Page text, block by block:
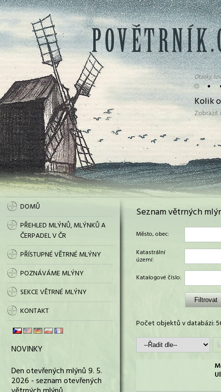
• •
Otázky
Kolik
DOMŮ
PŘEHLED MLÝNŮ, MLÝNKŮ A
ČERPADEL V ČR
PŘÍSTUPNÉ VĚTRNÉ MLÝNY
POZNÁVÁME MLÝNY
SEKCE VĚTRNÉ MLÝNY
KONTAKT
NOVINKY
Den otevřených mlýnů 9. 5.
2026 - seznam otevřených
Seznam větrných
Město, obec:
Katastrální
území:
Katalogové číslo:
Počet objektů v databázi: